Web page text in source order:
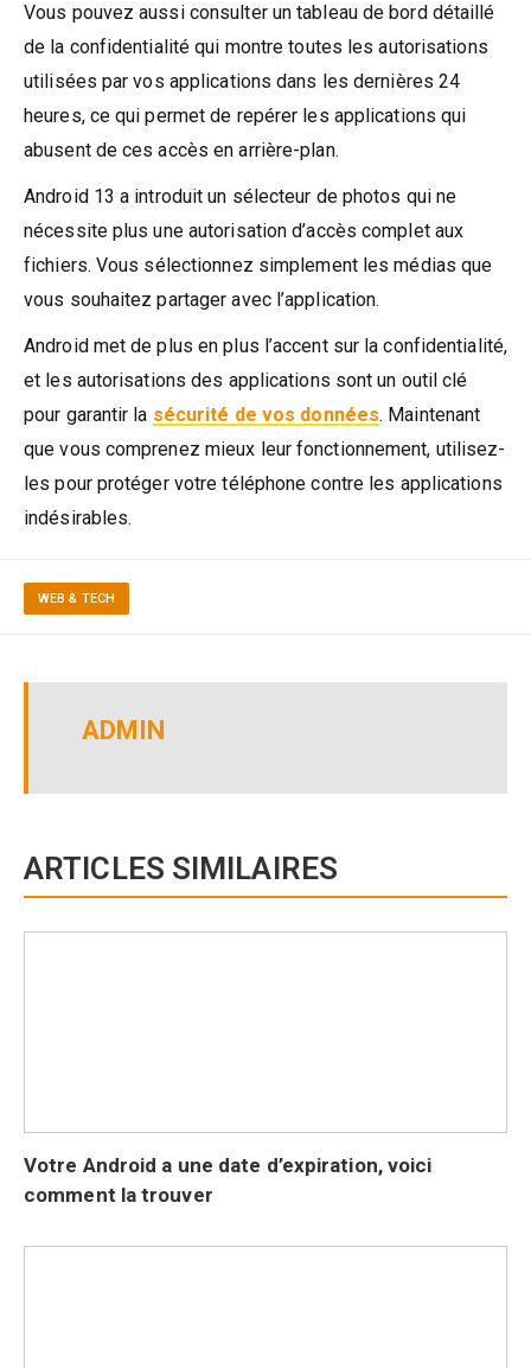
Vous pouvez aussi consulter un tableau de bord détaillé
de la confidentialité qui montre toutes les autorisations
utilisées par vos applications dans les dernières 24
heures, ce qui permet de repérer les applications qui
abusent de ces accès en arrière-plan.
Android 13 a introduit un sélecteur de photos qui ne
nécessite plus une autorisation d’accès complet aux
fichiers. Vous sélectionnez simplement les médias que
vous souhaitez partager avec l’application.
Android met de plus en plus l’accent sur la confidentialité,
et les autorisations des applications sont un outil clé
pour garantir la sécurité de vos données. Maintenant
que vous comprenez mieux leur fonctionnement, utilisez-
les pour protéger votre téléphone contre les applications
indésirables.
WEB & TECH
ADMIN
ARTICLES SIMILAIRES
Votre Android a une date d’expiration, voici
comment la trouver